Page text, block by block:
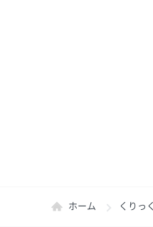
ホーム くりっ